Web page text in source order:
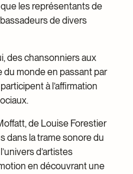
les représentants de
de divers
des chansonniers aux
du monde en passant par
à l’affirmation
de Louise Forestier
dans la trame sonore du
d’artistes
en découvrant une